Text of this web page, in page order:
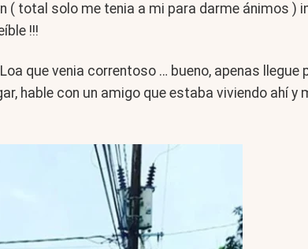
( total solo me tenia a mi para darme ánimos )
!!!
que venia correntoso … bueno, apenas
hable con un amigo que estaba viviendo ahí